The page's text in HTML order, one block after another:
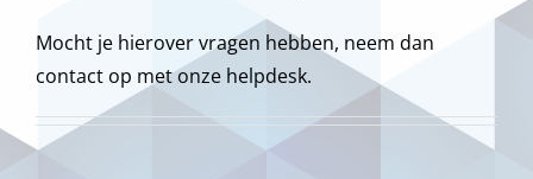
Mocht je hierover vragen hebben, neem dan
contact op met onze helpdesk.